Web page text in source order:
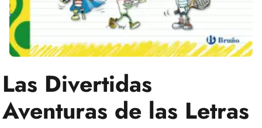
Las Divertidas
Aventuras de las Letras